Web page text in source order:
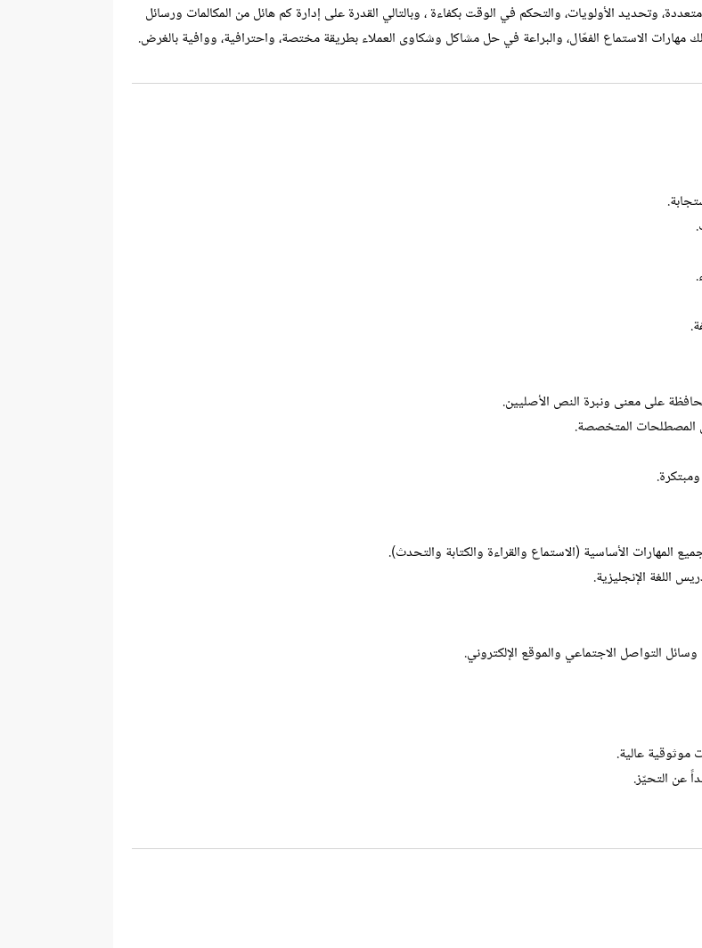
وتحديد الأولويات، والتحكم في الوقت بكفاءة ، وبالتالي القدرة على إدارة كم هائل من المكالمات ورسائل
مهارات الاستماع الفعّال، والبراعة في حل مشاكل وشكاوى العملاء بطريقة مختصة، واحترافية، ووافية بالغرض.
المصطلحات المتخصصة.
التواصل الاجتماعي والموقع الإلكتروني.
عن التحيّز.